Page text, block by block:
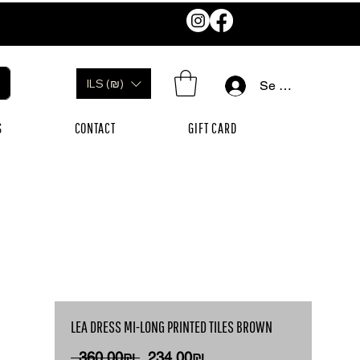
ILS (₪) Se connecter
CONTACT GIFT CARD
LEA DRESS MI-LONG PRINTED TILES BROWN